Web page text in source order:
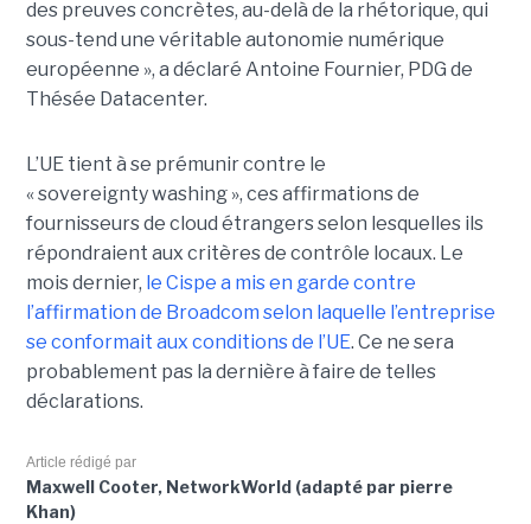
des preuves concrètes, au-delà de la rhétorique, qui
sous-tend une véritable autonomie numérique
européenne », a déclaré Antoine Fournier, PDG de
Thésée Datacenter.
L’UE tient à se prémunir contre le
« sovereignty washing », ces affirmations de
fournisseurs de cloud étrangers selon lesquelles ils
répondraient aux critères de contrôle locaux. Le
mois dernier, le Cispe a mis en garde contre
l’affirmation de Broadcom selon laquelle l’entreprise
se conformait aux conditions de l’UE. Ce ne sera
probablement pas la dernière à faire de telles
déclarations.
Article rédigé par
Maxwell Cooter, NetworkWorld (adapté par pierre
Khan)